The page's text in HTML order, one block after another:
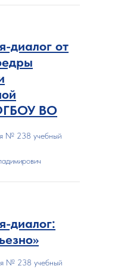
диалог от
ВО
№ 238 учебный
диалог:
№ 238 учебный